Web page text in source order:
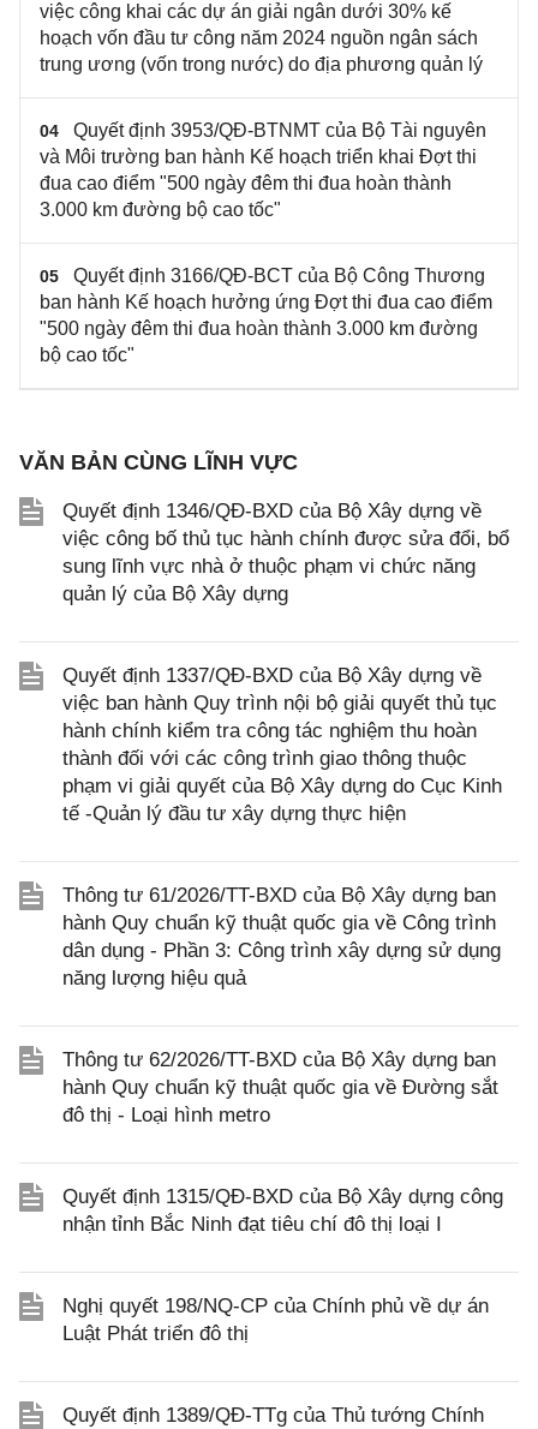
việc công khai các dự án giải ngân dưới 30% kế
hoạch vốn đầu tư công năm 2024 nguồn ngân sách
trung ương (vốn trong nước) do địa phương quản lý
04
Quyết định 3953/QĐ-BTNMT của Bộ Tài nguyên
và Môi trường ban hành Kế hoạch triển khai Đợt thi
đua cao điểm "500 ngày đêm thi đua hoàn thành
3.000 km đường bộ cao tốc"
05
Quyết định 3166/QĐ-BCT của Bộ Công Thương
ban hành Kế hoạch hưởng ứng Đợt thi đua cao điểm
"500 ngày đêm thi đua hoàn thành 3.000 km đường
bộ cao tốc"
VĂN BẢN CÙNG LĨNH VỰC
Quyết định 1346/QĐ-BXD của Bộ Xây dựng về
việc công bố thủ tục hành chính được sửa đổi, bổ
sung lĩnh vực nhà ở thuộc phạm vi chức năng
quản lý của Bộ Xây dựng
Quyết định 1337/QĐ-BXD của Bộ Xây dựng về
việc ban hành Quy trình nội bộ giải quyết thủ tục
hành chính kiểm tra công tác nghiệm thu hoàn
thành đối với các công trình giao thông thuộc
phạm vi giải quyết của Bộ Xây dựng do Cục Kinh
tế -Quản lý đầu tư xây dựng thực hiện
Thông tư 61/2026/TT-BXD của Bộ Xây dựng ban
hành Quy chuẩn kỹ thuật quốc gia về Công trình
dân dụng - Phần 3: Công trình xây dựng sử dụng
năng lượng hiệu quả
Thông tư 62/2026/TT-BXD của Bộ Xây dựng ban
hành Quy chuẩn kỹ thuật quốc gia về Đường sắt
đô thị - Loại hình metro
Quyết định 1315/QĐ-BXD của Bộ Xây dựng công
nhận tỉnh Bắc Ninh đạt tiêu chí đô thị loại I
Nghị quyết 198/NQ-CP của Chính phủ về dự án
Luật Phát triển đô thị
Quyết định 1389/QĐ-TTg của Thủ tướng Chính